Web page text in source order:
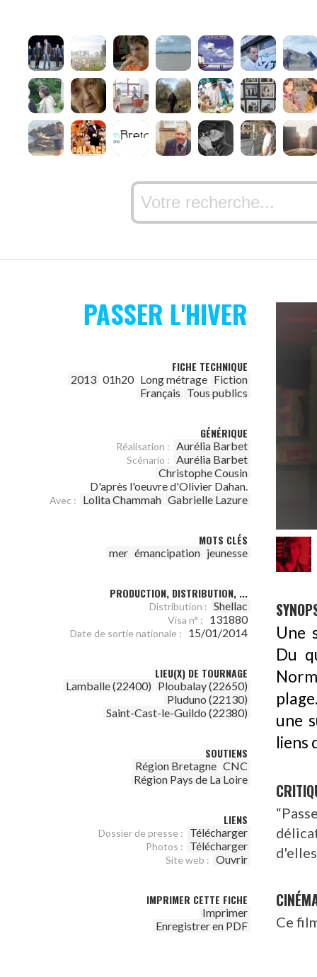
PASSER L'HIVER
FICHE TECHNIQUE
2013 01h20 Long métrage Fiction
Français Tous publics
GÉNÉRIQUE
Réalisation : Aurélia Barbet
Scénario : Aurélia Barbet
Christophe Cousin
D'après l'oeuvre d'Olivier Dahan.
Avec : Lolita Chammah Gabrielle Lazure
MOTS CLÉS
mer émancipation jeunesse
PRODUCTION, DISTRIBUTION, ...
Distribution : Shellac
Visa n° : 131880
Date de sortie nationale : 15/01/2014
LIEU(X) DE TOURNAGE
Lamballe (22400) Ploubalay (22650)
Pluduno (22130)
Saint-Cast-le-Guildo (22380)
SOUTIENS
Région Bretagne CNC
Région Pays de La Loire
LIENS
Dossier de presse : Télécharger
Photos : Télécharger
Site web : Ouvrir
IMPRIMER CETTE FICHE
Imprimer
Enregistrer en PDF
Une
Du
une
liens
Ce